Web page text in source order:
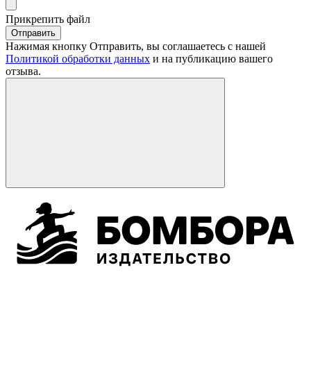
Прикрепить файл
Отправить
Нажимая кнопку Отправить, вы соглашаетесь с нашей
Политикой обработки данных и на публикацию вашего
отзыва.